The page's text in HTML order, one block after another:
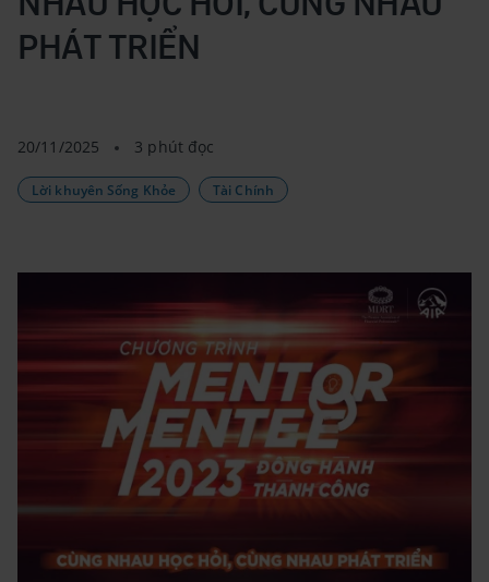
PHÁT TRIỂN
20/11/2025 3 phút đọc
Lời khuyên Sống Khỏe Tài Chính